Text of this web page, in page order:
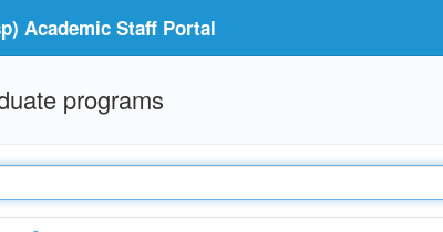
Academic Staff Portal
programs